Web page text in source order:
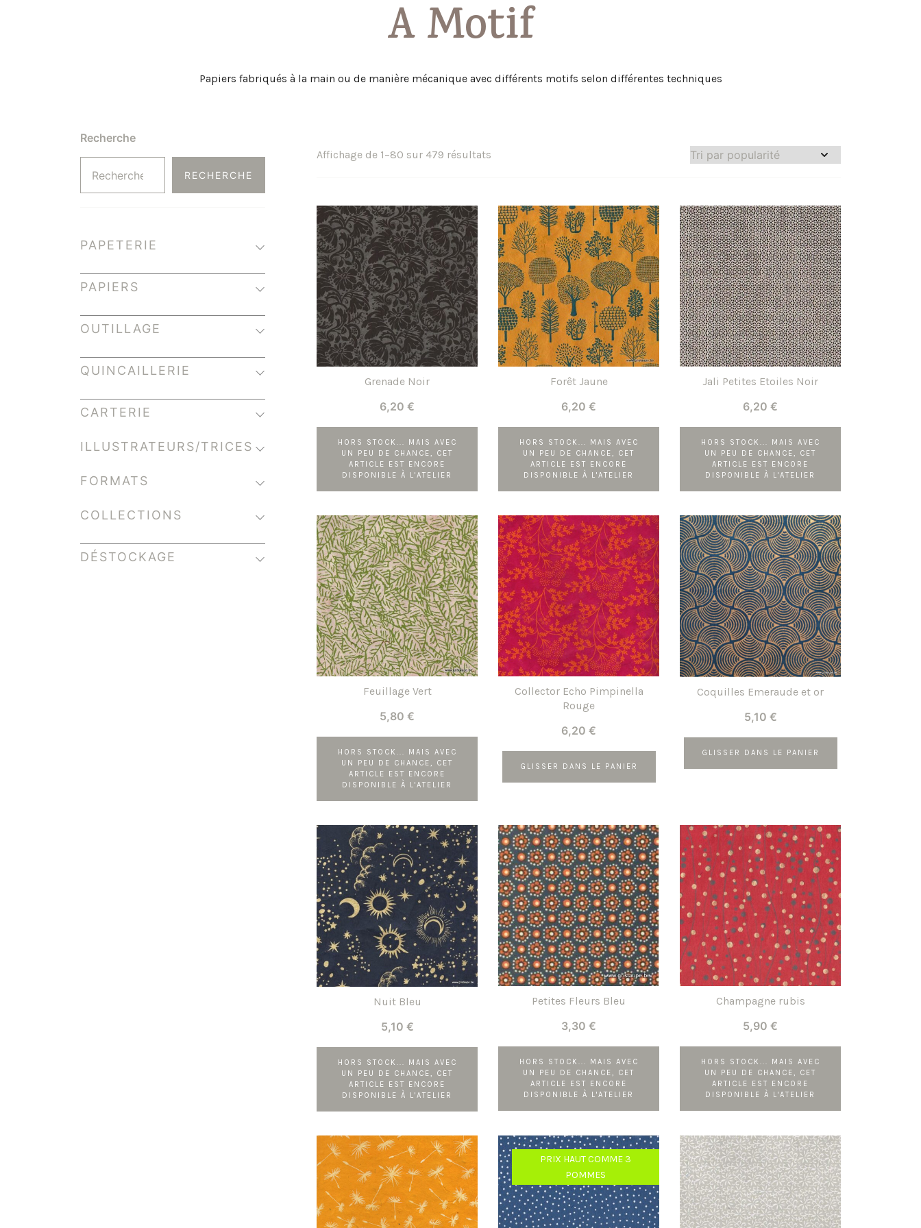
A Motif
Papiers fabriqués à la main ou de manière mécanique avec différents motifs selon différentes techniques
Affichage de 1–80 sur 479 résultats
Grenade Noir
6,20 €
HORS STOCK... MAIS AVEC
UN PEU DE CHANCE, CET
ARTICLE EST ENCORE
DISPONIBLE À L'ATELIER
Forêt Jaune
6,20 €
HORS STOCK... MAIS AVEC
UN PEU DE CHANCE, CET
ARTICLE EST ENCORE
DISPONIBLE À L'ATELIER
Jali Petites Etoiles Noir
6,20 €
HORS STOCK... MAIS AVEC
UN PEU DE CHANCE, CET
ARTICLE EST ENCORE
DISPONIBLE À L'ATELIER
Feuillage Vert
5,80 €
HORS STOCK... MAIS AVEC
UN PEU DE CHANCE, CET
ARTICLE EST ENCORE
DISPONIBLE À L'ATELIER
Collector Echo Pimpinella
Rouge
6,20 €
GLISSER DANS LE PANIER
Coquilles Emeraude et or
5,10 €
GLISSER DANS LE PANIER
Nuit Bleu
5,10 €
HORS STOCK... MAIS AVEC
UN PEU DE CHANCE, CET
ARTICLE EST ENCORE
DISPONIBLE À L'ATELIER
Petites Fleurs Bleu
3,30 €
HORS STOCK... MAIS AVEC
UN PEU DE CHANCE, CET
ARTICLE EST ENCORE
DISPONIBLE À L'ATELIER
Champagne rubis
5,90 €
HORS STOCK... MAIS AVEC
UN PEU DE CHANCE, CET
ARTICLE EST ENCORE
DISPONIBLE À L'ATELIER
PRIX HAUT COMME 3
POMMES
Recherche
RECHERCHE
PAPETERIE
PAPIERS
OUTILLAGE
QUINCAILLERIE
CARTERIE
ILLUSTRATEURS/TRICES
FORMATS
COLLECTIONS
DÉSTOCKAGE